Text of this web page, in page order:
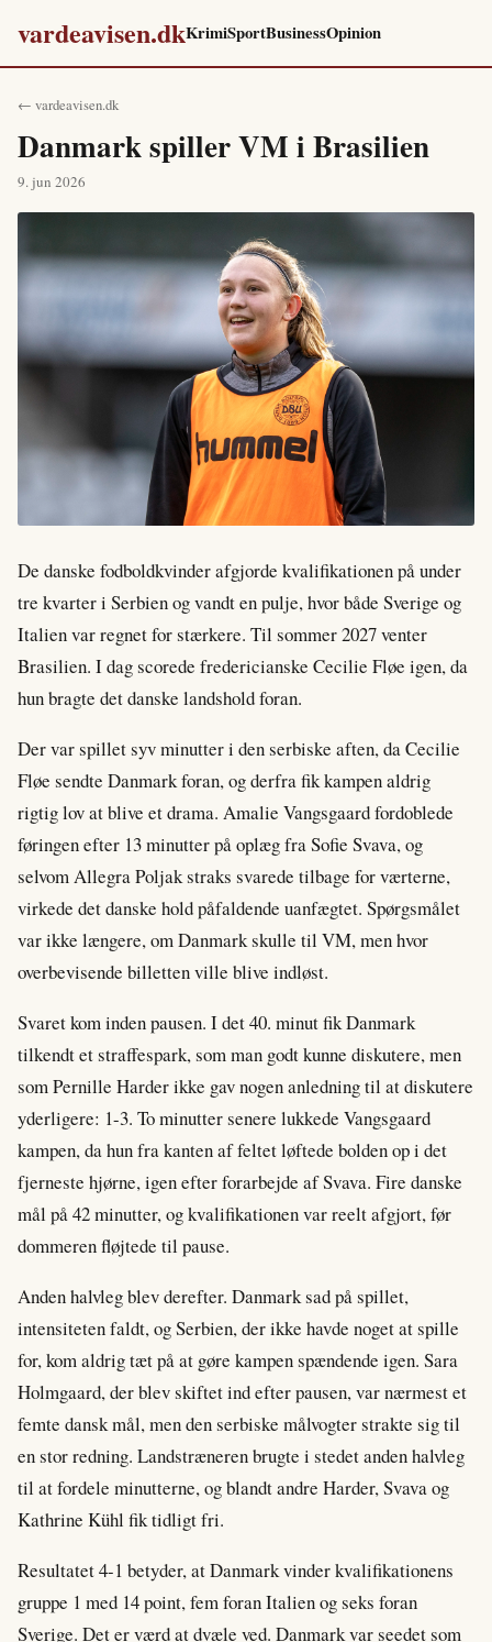
vardeavisen.dkKrimiSportBusinessOpinion
← vardeavisen.dk
Danmark spiller VM i Brasilien
9. jun 2026
De danske fodboldkvinder afgjorde kvalifikationen på under
tre kvarter i Serbien og vandt en pulje, hvor både Sverige og
Italien var regnet for stærkere. Til sommer 2027 venter
Brasilien. I dag scorede fredericianske Cecilie Fløe igen, da
hun bragte det danske landshold foran.
Der var spillet syv minutter i den serbiske aften, da Cecilie
Fløe sendte Danmark foran, og derfra fik kampen aldrig
rigtig lov at blive et drama. Amalie Vangsgaard fordoblede
føringen efter 13 minutter på oplæg fra Sofie Svava, og
selvom Allegra Poljak straks svarede tilbage for værterne,
virkede det danske hold påfaldende uanfægtet. Spørgsmålet
var ikke længere, om Danmark skulle til VM, men hvor
overbevisende billetten ville blive indløst.
Svaret kom inden pausen. I det 40. minut fik Danmark
tilkendt et straffespark, som man godt kunne diskutere, men
som Pernille Harder ikke gav nogen anledning til at diskutere
yderligere: 1-3. To minutter senere lukkede Vangsgaard
kampen, da hun fra kanten af feltet løftede bolden op i det
fjerneste hjørne, igen efter forarbejde af Svava. Fire danske
mål på 42 minutter, og kvalifikationen var reelt afgjort, før
dommeren fløjtede til pause.
Anden halvleg blev derefter. Danmark sad på spillet,
intensiteten faldt, og Serbien, der ikke havde noget at spille
for, kom aldrig tæt på at gøre kampen spændende igen. Sara
Holmgaard, der blev skiftet ind efter pausen, var nærmest et
femte dansk mål, men den serbiske målvogter strakte sig til
en stor redning. Landstræneren brugte i stedet anden halvleg
til at fordele minutterne, og blandt andre Harder, Svava og
Kathrine Kühl fik tidligt fri.
Resultatet 4-1 betyder, at Danmark vinder kvalifikationens
gruppe 1 med 14 point, fem foran Italien og seks foran
Sverige. Det er værd at dvæle ved. Danmark var seedet som